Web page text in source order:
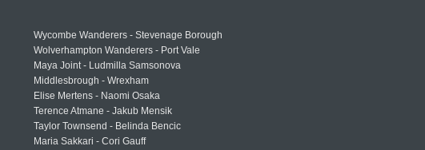
Wycombe Wanderers - Stevenage Borough
Wolverhampton Wanderers - Port Vale
Maya Joint - Ludmilla Samsonova
Middlesbrough - Wrexham
Elise Mertens - Naomi Osaka
Terence Atmane - Jakub Mensik
Taylor Townsend - Belinda Bencic
Maria Sakkari - Cori Gauff